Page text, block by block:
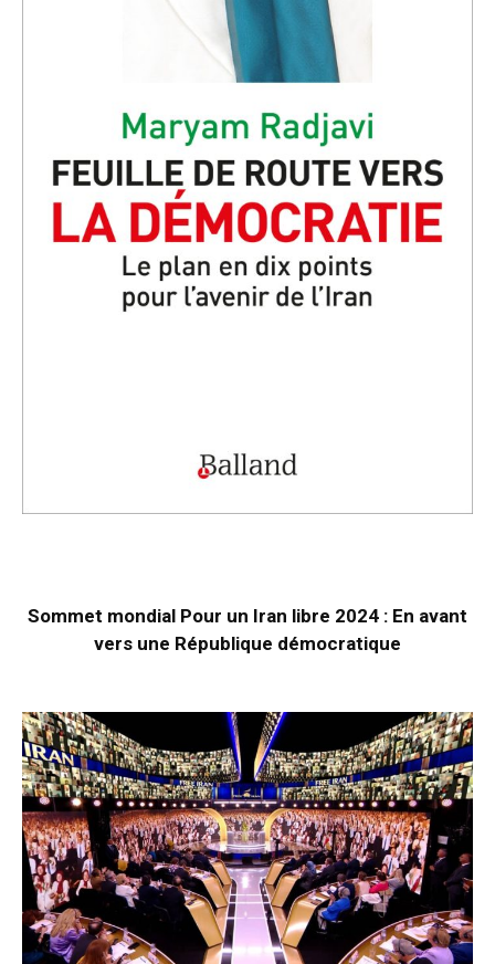
Sommet mondial Pour un Iran libre 2024 : En avant
vers une République démocratique